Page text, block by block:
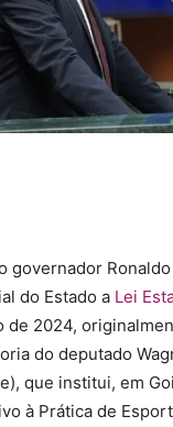
governador
do Estado a Lei
de 2024,
do deputado
que institui, em
à Prática de